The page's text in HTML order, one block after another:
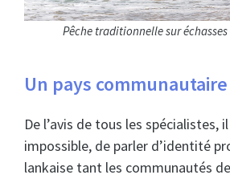
Pêche traditionnelle sur échasses
Un pays communautaire
De l’avis de tous les spécialistes,
impossible, de parler d’identité
lankaise tant les communautés